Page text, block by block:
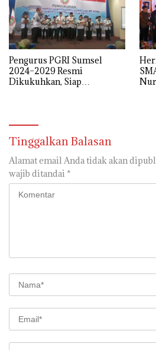
Pengurus PGRI Sumsel
2024–2029 Resmi
Dikukuhkan, Siap
Tinggalkan Balasan
Alamat email Anda tidak akan
wajib ditandai *